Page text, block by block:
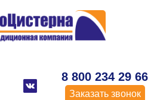
8 800 234 29 66
Заказать звонок